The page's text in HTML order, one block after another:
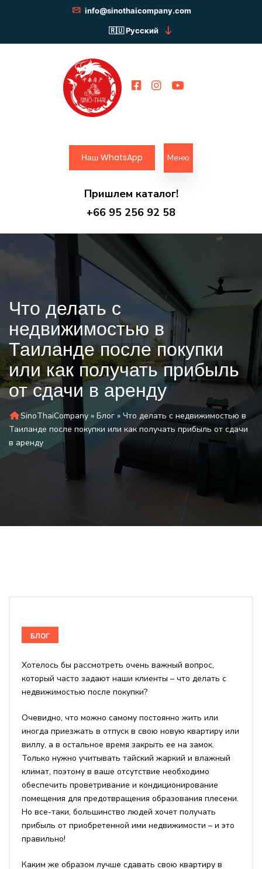
info@sinothaicompany.com
Русский
Наш WhatsApp Меню
Пришлем каталог!
+66 95 256 92 58
Что делать с
недвижимостью в
Таиланде после покупки
или как получать прибыль
от сдачи в аренду
SinoThaiCompany » Блог » Что делать с недвижимостью в
Таиланде после покупки или как получать прибыль от сдачи
в аренду
БЛОГ
Хотелось бы рассмотреть очень важный вопрос,
который часто задают наши клиенты – что делать с
недвижимостью после покупки?
Очевидно, что можно самому постоянно жить или
иногда приезжать в отпуск в свою новую квартиру или
виллу, а в остальное время закрыть ее на замок.
Только нужно учитывать тайский жаркий и влажный
климат, поэтому в ваше отсутствие необходимо
обеспечить проветривание и кондиционирование
помещения для предотвращения образования плесени.
Но все-таки, большинство людей хочет получать
прибыль от приобретенной ими недвижимости – и это
правильно!
Каким же образом лучше сдавать свою квартиру в